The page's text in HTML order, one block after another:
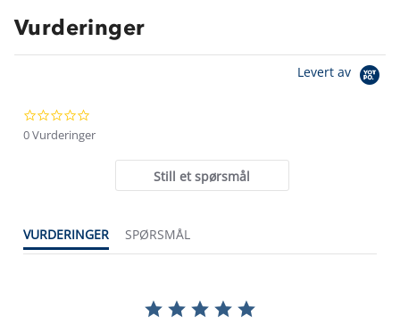
Vurderinger
Levert av
star
0 Vurderinger
Still et spørsmål
VURDERINGER SPØRSMÅL
Kundeservice
Kundeklubb
Bedrift, barnehage og SFO
Klima og miljø
1% til samfunnet
Trelagsprinsippet barn
Alt du trenger til Norgesferien
Gravidklær
Vask og vedlikehold
Få turinspirasjon og tips her⛰